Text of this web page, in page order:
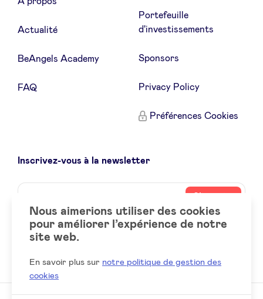
Actualité
BeAngels Academy
FAQ
Portefeuille
d'investissements
Sponsors
Privacy Policy
Préférences Cookies
Inscrivez-vous à la newsletter
Name
Votre
email
Social
LinkedIn
Nous aimerions utiliser des cookies
pour améliorer l’expérience de notre
site web.
En savoir plus sur notre politique de gestion des
cookies